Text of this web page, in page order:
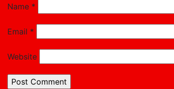
Name *
Email *
Website